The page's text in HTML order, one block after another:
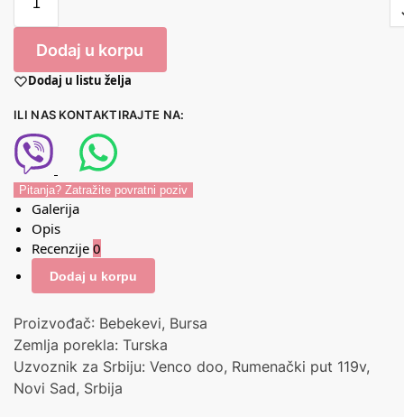
Dodaj u korpu
Dodaj u listu želja
ILI NAS KONTAKTIRAJTE NA:
Pitanja? Zatražite povratni poziv
Galerija
Opis
Recenzije 0
Dodaj u korpu
Proizvođač: Bebekevi, Bursa
Zemlja porekla: Turska
Uzvoznik za Srbiju: Venco doo, Rumenački put 119v,
Novi Sad, Srbija